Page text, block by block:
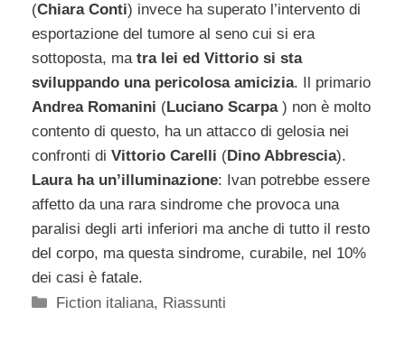
(Chiara Conti) invece ha superato l’intervento di
esportazione del tumore al seno cui si era
sottoposta, ma tra lei ed Vittorio si sta
sviluppando una pericolosa amicizia. Il primario
Andrea Romanini (Luciano Scarpa ) non è molto
contento di questo, ha un attacco di gelosia nei
confronti di Vittorio Carelli (Dino Abbrescia).
Laura ha un’illuminazione: Ivan potrebbe essere
affetto da una rara sindrome che provoca una
paralisi degli arti inferiori ma anche di tutto il resto
del corpo, ma questa sindrome, curabile, nel 10%
dei casi è fatale.
Categorie
Fiction italiana, Riassunti